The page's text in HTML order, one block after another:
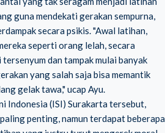
guna mendekati gerakan sempurna,
secara psikis. "Awal latihan,
seperti orang lelah, secara
dan tampak mulai banyak
yang salah saja bisa memantik
gelak tawa," ucap Ayu.
Indonesia (ISI) Surakarta tersebut,
penting, namun terdapat beberapa